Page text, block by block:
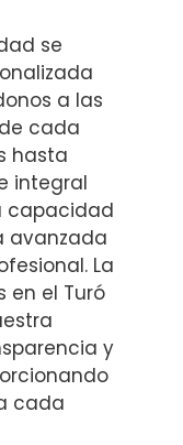
se
a las
cada
hasta
integral
capacidad
avanzada
La
en el Turó
y
cada